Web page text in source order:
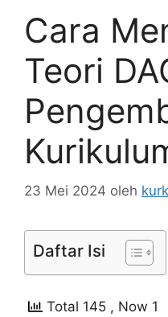
Cara
Teori
23 Mei 2024 oleh
Daftar Isi
Total 145 , Now 1